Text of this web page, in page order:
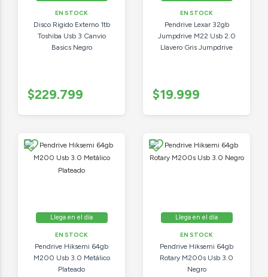
EN STOCK
Disco Rigido Externo 1tb
Toshiba Usb 3 Canvio
Basics Negro
$229.799
EN STOCK
Pendrive Lexar 32gb
Jumpdrive M22 Usb 2.0
Llavero Gris Jumpdrive
$19.999
Llega en el día
EN STOCK
Pendrive Hiksemi 64gb
M200 Usb 3.0 Metálico
Plateado
Llega en el día
EN STOCK
Pendrive Hiksemi 64gb
Rotary M200s Usb 3.0
Negro